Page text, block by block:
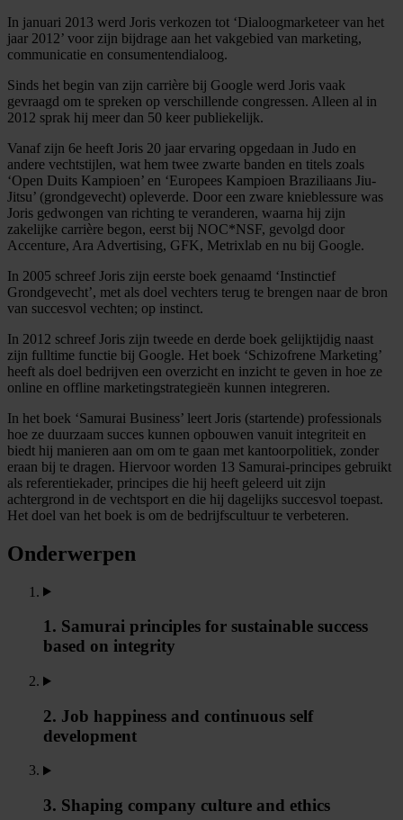
In januari 2013 werd Joris verkozen tot ‘Dialoogmarketeer van het
jaar 2012’ voor zijn bijdrage aan het vakgebied van marketing,
communicatie en consumentendialoog.
Sinds het begin van zijn carrière bij Google werd Joris vaak
gevraagd om te spreken op verschillende congressen. Alleen al in
2012 sprak hij meer dan 50 keer publiekelijk.
Vanaf zijn 6e heeft Joris 20 jaar ervaring opgedaan in Judo en
andere vechtstijlen, wat hem twee zwarte banden en titels zoals
‘Open Duits Kampioen’ en ‘Europees Kampioen Braziliaans Jiu-
Jitsu’ (grondgevecht) opleverde. Door een zware knieblessure was
Joris gedwongen van richting te veranderen, waarna hij zijn
zakelijke carrière begon, eerst bij NOC*NSF, gevolgd door
Accenture, Ara Advertising, GFK, Metrixlab en nu bij Google.
In 2005 schreef Joris zijn eerste boek genaamd ‘Instinctief
Grondgevecht’, met als doel vechters terug te brengen naar de bron
van succesvol vechten; op instinct.
In 2012 schreef Joris zijn tweede en derde boek gelijktijdig naast
zijn fulltime functie bij Google. Het boek ‘Schizofrene Marketing’
heeft als doel bedrijven een overzicht en inzicht te geven in hoe ze
online en offline marketingstrategieën kunnen integreren.
In het boek ‘Samurai Business’ leert Joris (startende) professionals
hoe ze duurzaam succes kunnen opbouwen vanuit integriteit en
biedt hij manieren aan om om te gaan met kantoorpolitiek, zonder
eraan bij te dragen. Hiervoor worden 13 Samurai-principes gebruikt
als referentiekader, principes die hij heeft geleerd uit zijn
achtergrond in de vechtsport en die hij dagelijks succesvol toepast.
Het doel van het boek is om de bedrijfscultuur te verbeteren.
Onderwerpen
1. Samurai principles for sustainable success
based on integrity
2. Job happiness and continuous self
development
3. Shaping company culture and ethics